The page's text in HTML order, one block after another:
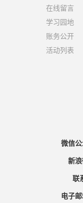
在线留言
学习园地
账务公开
活动列表
微信
新
联
电子